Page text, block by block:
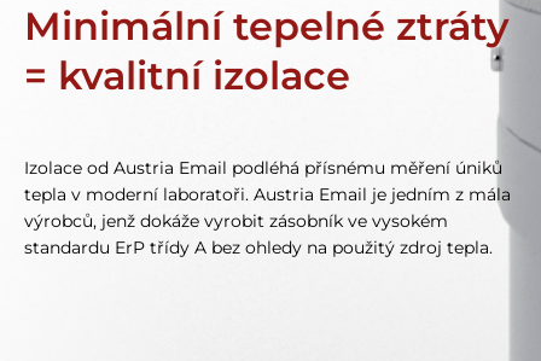
Minimální tepelné ztráty
= kvalitní izolace
Izolace od Austria Email podléhá přísnému měření úniků
tepla v moderní laboratoři. Austria Email je jedním z mála
výrobců, jenž dokáže vyrobit zásobník ve vysokém
standardu ErP třídy A bez ohledy na použitý zdroj tepla.